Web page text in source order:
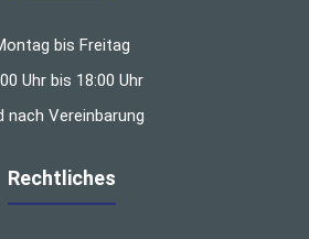
bis Freitag
Uhr bis 18:00 Uhr
nach Vereinbarung
Rechtliches